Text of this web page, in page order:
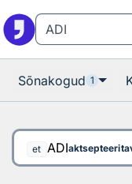
Sõnakogud 1
et ADI